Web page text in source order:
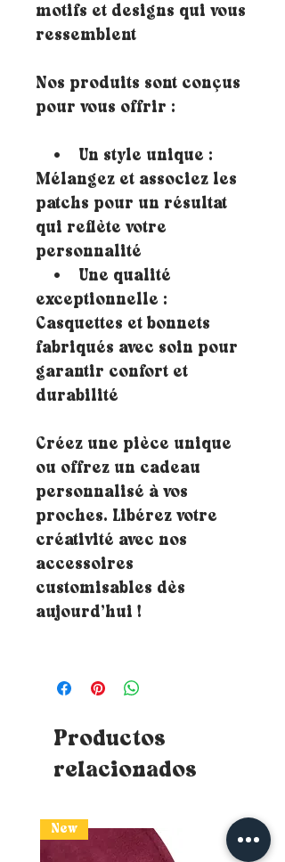
motifs et designs qui vous
ressemblent
Nos produits sont conçus
pour vous offrir :
• Un style unique :
Mélangez et associez les
patchs pour un résultat
qui reflète votre
personnalité
• Une qualité
exceptionnelle :
Casquettes et bonnets
fabriqués avec soin pour
garantir confort et
durabilité
Créez une pièce unique
ou offrez un cadeau
personnalisé à vos
proches. Libérez votre
créativité avec nos
accessoires
customisables dès
aujourd’hui !
Productos
relacionados
New New